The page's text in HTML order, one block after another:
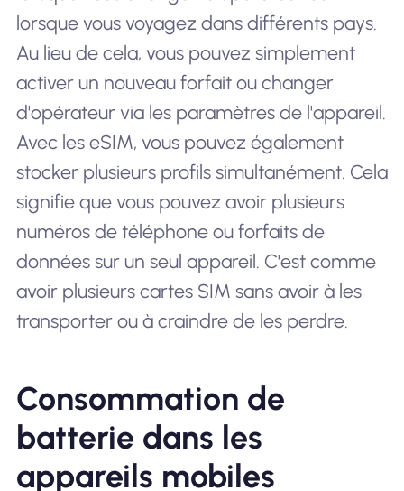
lorsque vous voyagez dans différents pays.
Au lieu de cela, vous pouvez simplement
activer un nouveau forfait ou changer
d'opérateur via les paramètres de l'appareil.
Avec les eSIM, vous pouvez également
stocker plusieurs profils simultanément. Cela
signifie que vous pouvez avoir plusieurs
numéros de téléphone ou forfaits de
données sur un seul appareil. C'est comme
avoir plusieurs cartes SIM sans avoir à les
transporter ou à craindre de les perdre.
Consommation de
batterie dans les
appareils mobiles